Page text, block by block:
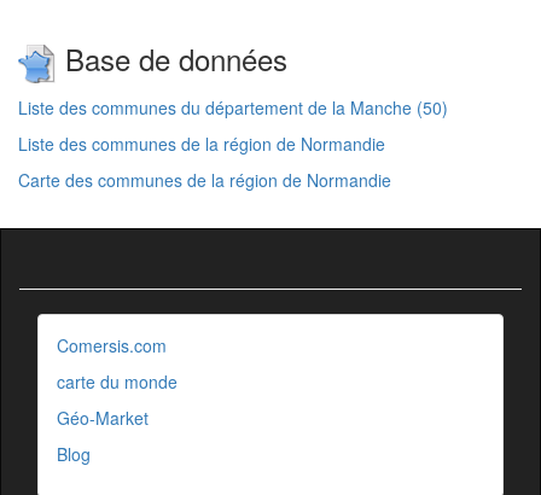
Base de données
Liste des communes du département de la Manche (50)
Liste des communes de la région de Normandie
Carte des communes de la région de Normandie
Comersis.com
carte du monde
Géo-Market
Blog